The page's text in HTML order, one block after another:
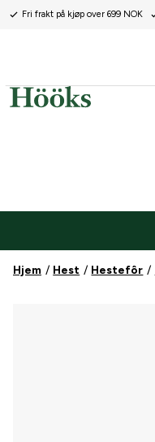
Fri frakt på kjøp over 699 NOK
Hjem Hest Hestefôr